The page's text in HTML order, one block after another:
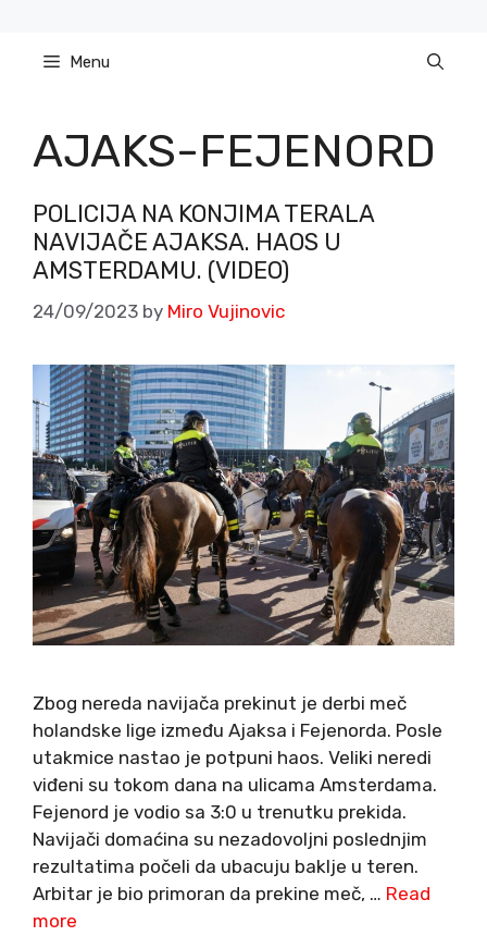
content Menu
AJAKS-FEJENORD
POLICIJA NA KONJIMA TERALA
NAVIJAČE AJAKSA. HAOS U
AMSTERDAMU. (VIDEO)
24/09/2023 by Miro Vujinovic
Zbog nereda navijača prekinut je derbi meč
holandske lige između Ajaksa i Fejenorda. Posle
utakmice nastao je potpuni haos. Veliki neredi
viđeni su tokom dana na ulicama Amsterdama.
Fejenord je vodio sa 3:0 u trenutku prekida.
Navijači domaćina su nezadovoljni poslednjim
rezultatima počeli da ubacuju baklje u teren.
Arbitar je bio primoran da prekine meč, … Read
more